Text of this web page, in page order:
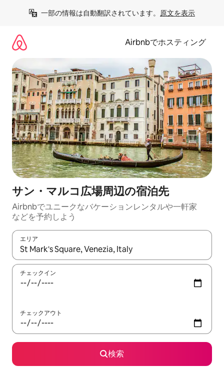
一部の情報は自動翻訳されています。 原文を表示
Airbnbでホスティング
サン・マルコ広場⁠周⁠辺⁠の宿⁠泊⁠先
Airbnbでユニークなバ⁠ケ⁠ー⁠シ⁠ョ⁠ンレ⁠ン⁠タ⁠ルや一⁠軒⁠家
な⁠ど⁠を予⁠約⁠し⁠よ⁠う
エリア
検索結果が表示されたら、上下の矢印キーを使って移動するか
チェックイン
チェックアウト
検索